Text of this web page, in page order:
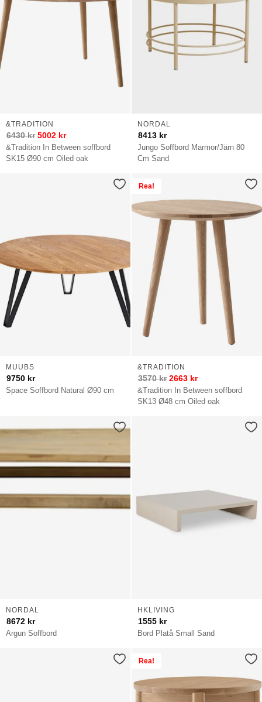
&Tradition In Between soffbord
SK15 Ø90 cm Oiled oak
&TRADITION
6430kr 5002 kr
Jungo Soffbord Marmor/Järn 80
Cm Sand
NORDAL
8413 kr
Space Soffbord Natural Ø90 cm
MUUBS
9750 kr
Rea!
&Tradition In Between soffbord
SK13 Ø48 cm Oiled oak
&TRADITION
3570kr 2663 kr
Argun Soffbord
NORDAL
8672 kr
Bord Platå Small Sand
HKLIVING
1555 kr
Rea!